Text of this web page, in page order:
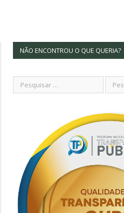
NÃO ENCONTROU O QUE QUERIA?